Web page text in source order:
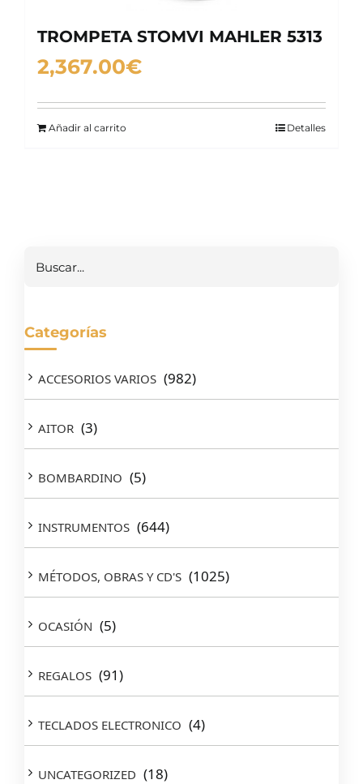
TROMPETA STOMVI MAHLER 5313
2,367.00€
Añadir al carrito Detalles
Categorías
ACCESORIOS VARIOS (982)
AITOR (3)
BOMBARDINO (5)
INSTRUMENTOS (644)
MÉTODOS, OBRAS Y CD'S (1025)
OCASIÓN (5)
REGALOS (91)
TECLADOS ELECTRONICO (4)
UNCATEGORIZED (18)